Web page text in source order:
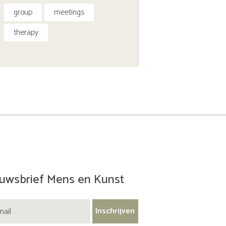
group
meetings
therapy
Mens en Kunst